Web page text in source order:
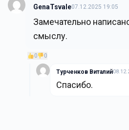
GenaTsvale07.12.2025 19:05
Замечательно
смыслу.
0 0
Турченков Виталий
Cпасибо.